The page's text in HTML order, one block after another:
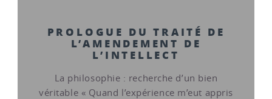
PROLOGUE DU TRAITÉ DE
L’AMENDEMENT DE
L’INTELLECT
La philosophie : recherche d’un bien
véritable « Quand l’expérience m’eut appris